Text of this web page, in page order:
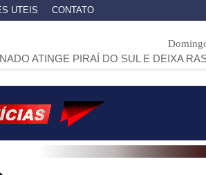
UTEIS CONTATO
DO SUL E DEIXA RASTRO DE